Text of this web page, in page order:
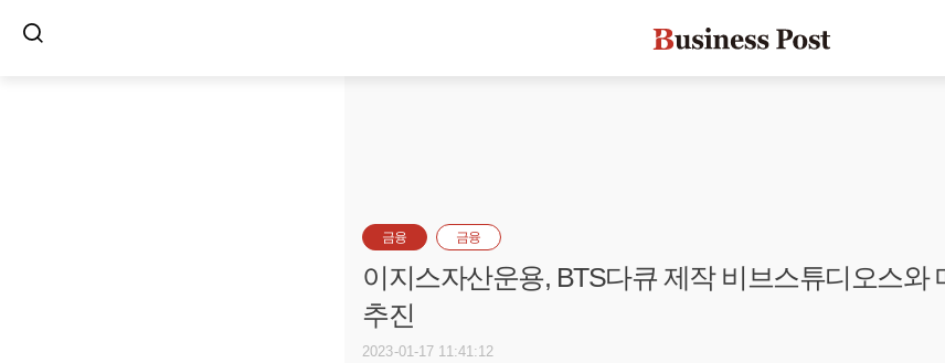
금융 금융
이지스자산운용, BTS다큐 제작 비브스튜디오스와
추진
2023-01-17 11:41:12